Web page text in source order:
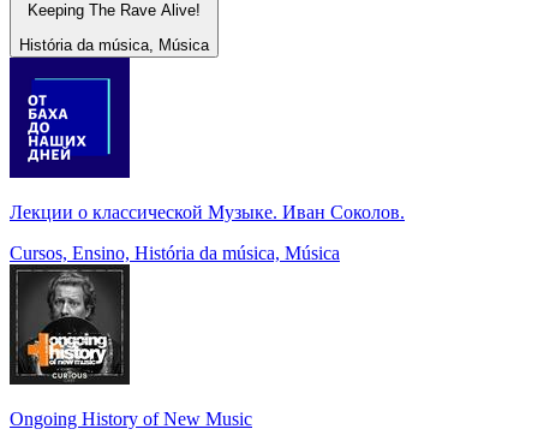
Keeping The Rave Alive!
História da música, Música
Лекции о классической Музыке. Иван Соколов.
Cursos, Ensino, História da música, Música
Ongoing History of New Music